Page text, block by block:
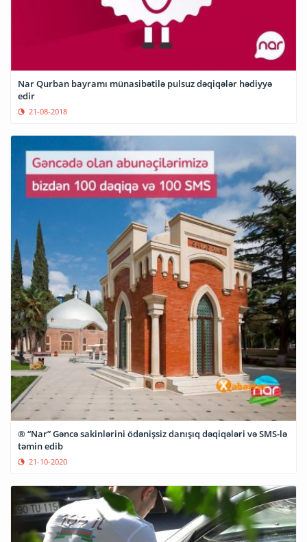
Nar Qurban bayramı münasibətilə pulsuz dəqiqələr hədiyyə
edir
21-08-2018
® “Nar” Gəncə sakinlərini ödənişsiz danışıq dəqiqələri və SMS-lə
təmin edib
21-10-2020